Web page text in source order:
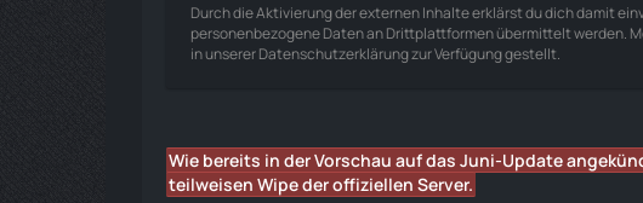
Durch die Aktivierung der externen Inhalte erklärst du dich damit
personenbezogene Daten an Drittplattformen übermittelt werden.
in unserer Datenschutzerklärung zur Verfügung gestellt.
Wie bereits in der Vorschau auf das Juni-Update
teilweisen Wipe der offiziellen Server.